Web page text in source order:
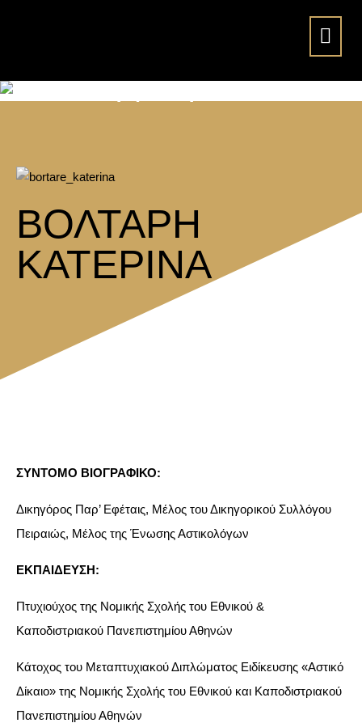
ΒΟΛΤΑΡΗ
ΚΑΤΕΡΙΝΑ
ΣΥΝΤΟΜΟ ΒΙΟΓΡΑΦΙΚΟ:
Δικηγόρος Παρ’ Εφέταις, Μέλος του Δικηγορικού Συλλόγου
Πειραιώς, Μέλος της Ένωσης Αστικολόγων
ΕΚΠΑΙΔΕΥΣΗ:
Πτυχιούχος της Νομικής Σχολής του Εθνικού &
Καποδιστριακού Πανεπιστημίου Αθηνών
Κάτοχος του Μεταπτυχιακού Διπλώματος Ειδίκευσης «Αστικό
Δίκαιο» της Νομικής Σχολής του Εθνικού και Καποδιστριακού
Πανεπιστημίου Αθηνών